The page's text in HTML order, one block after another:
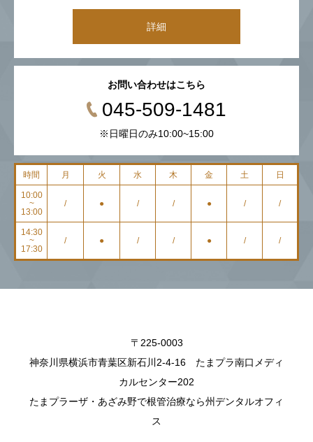
詳細
お問い合わせはこちら
045-509-1481
※日曜日のみ10:00~15:00
時間 月 火 水 木 金 土 日
10:00
~
13:00
/ ● / / ● / /
14:30
~
17:30
/ ● / / ● / /
〒225-0003
神奈川県横浜市青葉区新石川2-4-16 たまプラ南口メディ
カルセンター202
たまプラーザ・あざみ野で根管治療なら州デンタルオフィ
ス